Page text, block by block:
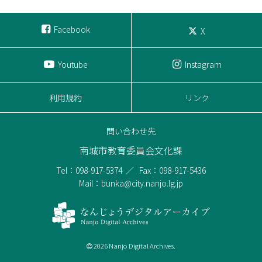
Facebook X
Youtube Instagram
利用規約 リンク
問い合わせ先
南城市教育委員会文化課
Tel：098-917-5374
Fax：098-917-5436
Mail：bunka@city.nanjo.lg.jp
2026 Nanjo Digital Archives.